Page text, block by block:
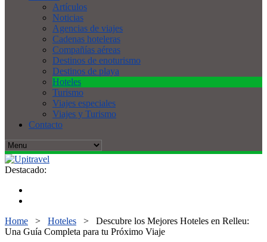
Artículos
Noticias
Agencias de viajes
Cadenas hoteleras
Compañías aéreas
Destinos de enoturismo
Destinos de playa
Hoteles
Turismo
Viajes especiales
Viajes y Turismo
Contacto
Destacado:
Home > Hoteles > Descubre los Mejores Hoteles en Relleu:
Una Guía Completa para tu Próximo Viaje